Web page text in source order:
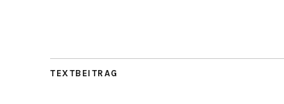
TEXTBEITRAG